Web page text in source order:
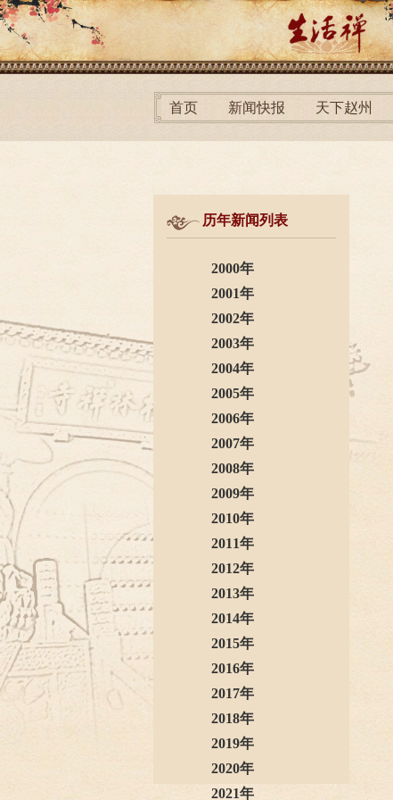
首页 新闻快报 天下赵州
历年新闻列表
2000年
2001年
2002年
2003年
2004年
2005年
2006年
2007年
2008年
2009年
2010年
2011年
2012年
2013年
2014年
2015年
2016年
2017年
2018年
2019年
2020年
2021年